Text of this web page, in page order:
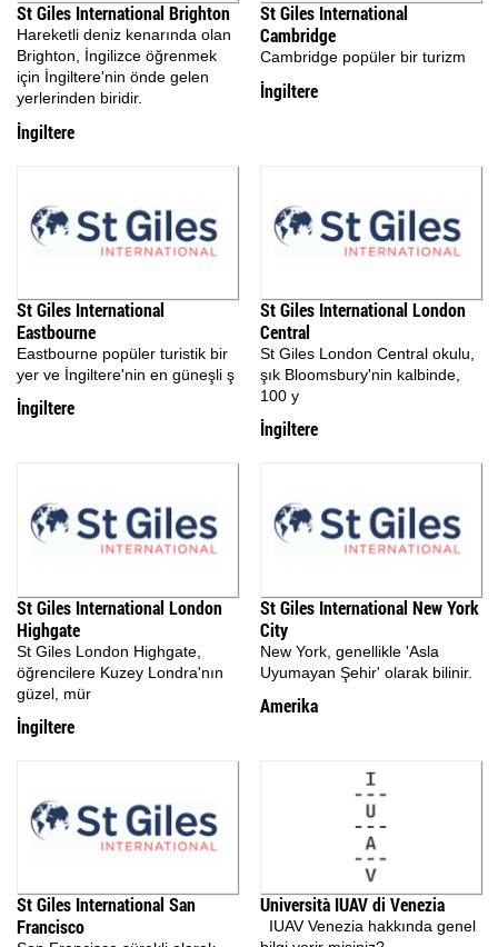
St Giles International Brighton
Hareketli deniz kenarında olan
Brighton, İngilizce öğrenmek
için İngiltere'nin önde gelen
yerlerinden biridir.
İngiltere
St Giles International
Cambridge
Cambridge popüler bir turizm
İngiltere
St Giles International
Eastbourne
Eastbourne popüler turistik bir
yer ve İngiltere'nin en güneşli ş
İngiltere
St Giles International London
Central
St Giles London Central okulu,
şık Bloomsbury'nin kalbinde,
100 y
İngiltere
St Giles International London
Highgate
St Giles London Highgate,
öğrencilere Kuzey Londra'nın
güzel, mür
İngiltere
St Giles International New York
City
New York, genellikle 'Asla
Uyumayan Şehir' olarak bilinir.
Amerika
St Giles International San
Francisco
Università IUAV di Venezia
IUAV Venezia hakkında genel